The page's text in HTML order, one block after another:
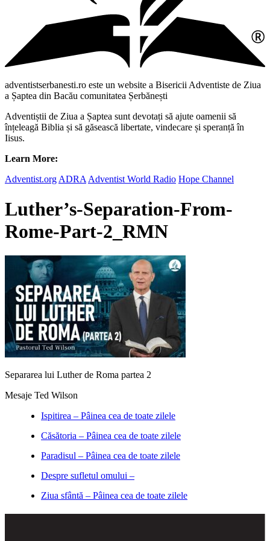
adventistserbanesti.ro este un website a Bisericii Adventiste de Ziua
a Șaptea din Bacău comunitatea Șerbănești
Adventiștii de Ziua a Șaptea sunt devotați să ajute oamenii să
înțeleagă Biblia și să găsească libertate, vindecare și speranță în
Iisus.
Learn More:
Adventist.org ADRA Adventist World Radio Hope Channel
Luther’s-Separation-From-
Rome-Part-2_RMN
Separarea lui Luther de Roma partea 2
Mesaje Ted Wilson
Ispitirea – Pâinea cea de toate zilele
Căsătoria – Pâinea cea de toate zilele
Paradisul – Pâinea cea de toate zilele
Despre sufletul omului –
Ziua sfântă – Pâinea cea de toate zilele